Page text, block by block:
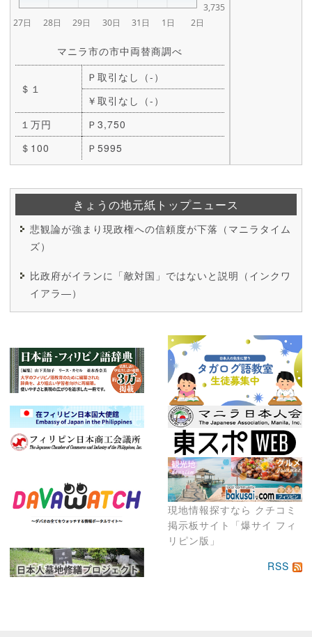
現地情報探すなら クチコミ
掲示板サイト「爆サイ フィ
リピン版」
マニラ市の市中両替商調べ
＄１
Ｐ取引なし（-）
￥取引なし（-）
１万円
Ｐ3,750
＄100
Ｐ5995
きょうの地元紙トップニュース
悲観論が強まり現政権への信頼度が下落（マニラタイム
ズ）
比政府がイランに「敵対国」ではないと説明（インクワ
イアラ―）
RSS